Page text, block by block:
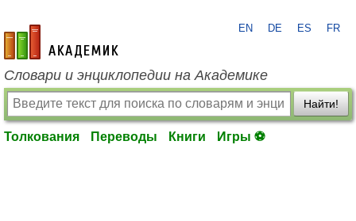
academic.ru
EN DE ES FR
Словари и энциклопедии на Академике
Найти!
Толкования Переводы Книги Игры ⚽